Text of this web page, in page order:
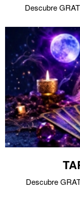
Descubre
Descubre